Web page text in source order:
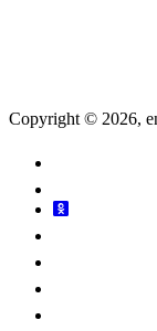
Copyright © 2026,